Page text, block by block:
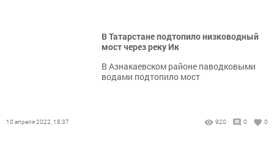
В Татарстане подтопило низководный
мост через реку Ик
В Азнакаевском районе паводковыми
водами подтопило мост
10 апреля 2022, 18:37 920 0 0